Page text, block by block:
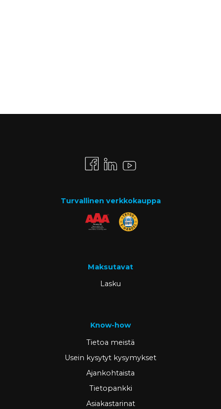
Turvallinen verkkokauppa
Maksutavat
Lasku
Know-how
Tietoa meistä
Usein kysytyt kysymykset
Ajankohtaista
Tietopankki
Asiakastarinat